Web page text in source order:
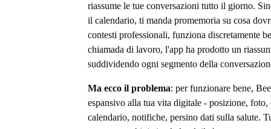
riassume le tue conversazioni tutto il giorno.
il calendario, ti manda promemoria su cosa
contesti professionali, funziona discretamente
chiamada di lavoro, l'app ha prodotto un
suddividendo ogni segmento della
Ma ecco il problema: per funzionare bene,
espansivo alla tua vita digitale - posizione, foto,
calendario, notifiche, persino dati sulla salute.